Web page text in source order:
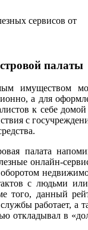
сервисов от
палаты
имуществом
а для
к себе
с
палата
онлайн-
с людьми
того, данный
работает, а
откладывал в